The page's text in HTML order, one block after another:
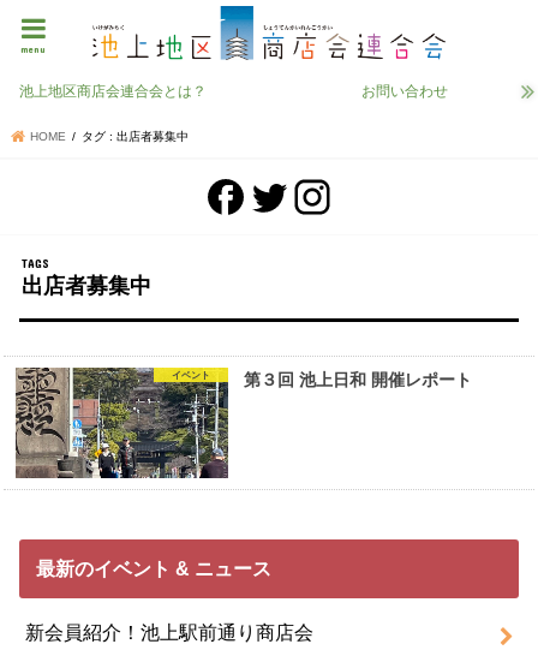
menu
池上地区商店会連合会とは？ お問い合わせ
HOME タグ : 出店者募集中
出店者募集中
イベント 第３回 池上日和 開催レポート
最新のイベント & ニュース
新会員紹介！池上駅前通り商店会